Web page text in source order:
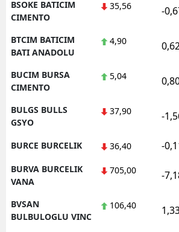
BSOKE BATICIM
CIMENTO
35,56 -
BTCIM BATICIM
BATI ANADOLU
4,90
BUCIM BURSA
CIMENTO
5,04
BULGS BULLS
GSYO
37,90 -
BURCE BURCELIK 36,40 -
BURVA BURCELIK
VANA
705,00 -
BVSAN
BULBULOGLU VINC
106,40